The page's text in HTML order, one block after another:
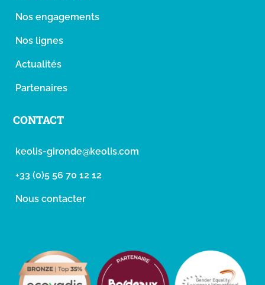
Nos engagements
Nos lignes
Actualités
Partenaires
CONTACT
keolis-gironde@keolis.com
+33 (0)5 56 70 12 12
Nous contacter